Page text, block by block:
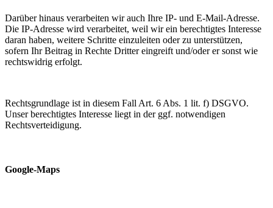
Darüber hinaus verarbeiten wir auch Ihre IP- und E-Mail-Adresse.
Die IP-Adresse wird verarbeitet, weil wir ein berechtigtes Interesse
daran haben, weitere Schritte einzuleiten oder zu unterstützen,
sofern Ihr Beitrag in Rechte Dritter eingreift und/oder er sonst wie
rechtswidrig erfolgt.
Rechtsgrundlage ist in diesem Fall Art. 6 Abs. 1 lit. f) DSGVO.
Unser berechtigtes Interesse liegt in der ggf. notwendigen
Rechtsverteidigung.
Google-Maps